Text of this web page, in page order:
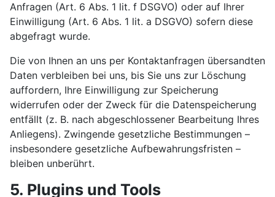
Anfragen (Art. 6 Abs. 1 lit. f DSGVO) oder auf Ihrer
Einwilligung (Art. 6 Abs. 1 lit. a DSGVO) sofern diese
abgefragt wurde.
Die von Ihnen an uns per Kontaktanfragen übersandten
Daten verbleiben bei uns, bis Sie uns zur Löschung
auffordern, Ihre Einwilligung zur Speicherung
widerrufen oder der Zweck für die Datenspeicherung
entfällt (z. B. nach abgeschlossener Bearbeitung Ihres
Anliegens). Zwingende gesetzliche Bestimmungen –
insbesondere gesetzliche Aufbewahrungsfristen –
bleiben unberührt.
5. Plugins und Tools